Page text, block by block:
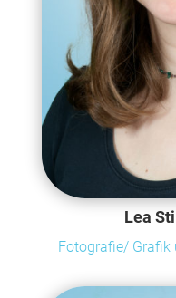
Lea
Fotografie/